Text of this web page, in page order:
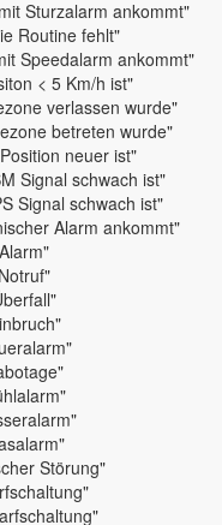
Sturzalarm ankommt"
Routine fehlt"
Speedalarm ankommt"
< 5 Km/h ist"
verlassen wurde"
betreten wurde"
neuer ist"
Signal schwach ist"
Signal schwach ist"
Alarm ankommt"
Störung"